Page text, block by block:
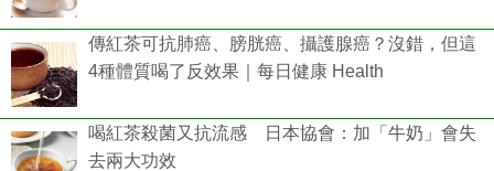
傳紅茶可抗肺癌、膀胱癌、攝護腺癌？沒錯，但這
4種體質喝了反效果｜每日健康 Health
喝紅茶殺菌又抗流感 日本協會：加「牛奶」會失
去兩大功效